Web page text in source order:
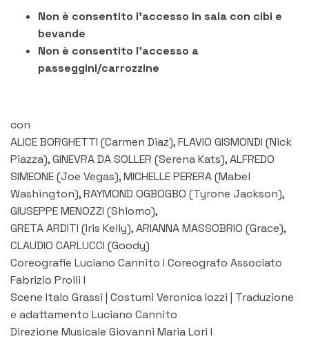
Non è consentito l'accesso in sala con cibi e
bevande
Non è consentito l'accesso a
passeggini/carrozzine
con
ALICE BORGHETTI (Carmen Diaz), FLAVIO GISMONDI (Nick
Piazza), GINEVRA DA SOLLER (Serena Kats), ALFREDO
SIMEONE (Joe Vegas), MICHELLE PERERA (Mabel
Washington), RAYMOND OGBOGBO (Tyrone Jackson),
GIUSEPPE MENOZZI (Shlomo),
GRETA ARDITI (Iris Kelly), ARIANNA MASSOBRIO (Grace),
CLAUDIO CARLUCCI (Goody)
Coreografie Luciano Cannito I Coreografo Associato
Fabrizio Prolli I
Scene Italo Grassi | Costumi Veronica Iozzi | Traduzione
e adattamento Luciano Cannito
Direzione Musicale Giovanni Maria Lori I